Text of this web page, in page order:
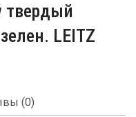
твердый
LEITZ
(0)